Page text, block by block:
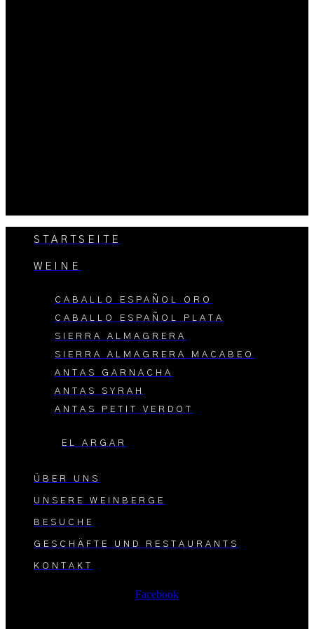
STARTSEITE
WEINE
CABALLO ESPAÑOL ORO
CABALLO ESPAÑOL PLATA
SIERRA ALMAGRERA
SIERRA ALMAGRERA MACABEO
ANTAS GARNACHA
ANTAS SYRAH
ANTAS PETIT VERDOT
EL ARGAR
ÜBER UNS
UNSERE WEINBERGE
BESUCHE
GESCHÄFTE UND RESTAURANTS
KONTAKT
Facebook